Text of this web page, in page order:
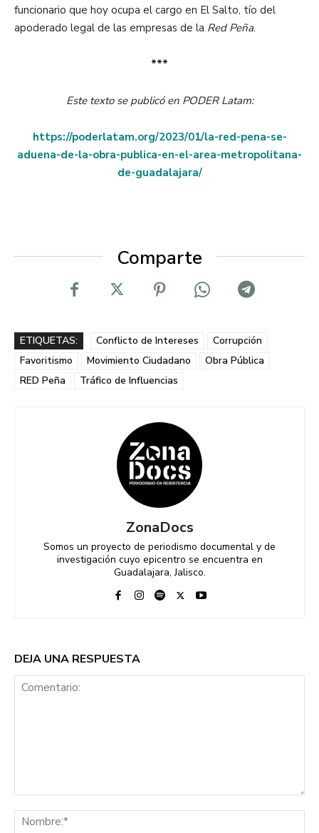
funcionario que hoy ocupa el cargo en El Salto, tío del
apoderado legal de las empresas de la Red Peña.
***
Este texto se publicó en PODER Latam:
https://poderlatam.org/2023/01/la-red-pena-se-
aduena-de-la-obra-publica-en-el-area-metropolitana-
de-guadalajara/
Comparte
ETIQUETAS: Conflicto de Intereses
Corrupción
Favoritismo
Movimiento Ciudadano
Obra Pública
RED Peña
Tráfico de Influencias
ZonaDocs
Somos un proyecto de periodismo documental y de
investigación cuyo epicentro se encuentra en
Guadalajara, Jalisco.
DEJA UNA RESPUESTA